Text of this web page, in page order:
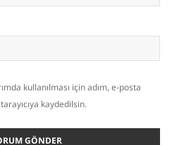
kullanılması için adım, e-posta
kaydedilsin.